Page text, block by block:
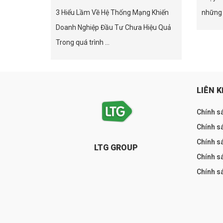
3 Hiểu Lầm Về Hệ Thống Mạng Khiến
Doanh Nghiệp Đầu Tư Chưa Hiệu Quả
Trong quá trình ...
những
LTG GROUP
LIÊN
Chính
Chính
Chính
Chính
Chính